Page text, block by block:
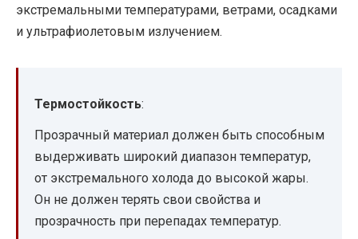
экстремальными температурами, ветрами, осадками
и ультрафиолетовым излучением.
Термостойкость:
Прозрачный материал должен быть способным
выдерживать широкий диапазон температур,
от экстремального холода до высокой жары.
Он не должен терять свои свойства и
прозрачность при перепадах температур.